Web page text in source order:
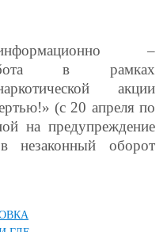
–
в рамках
акции
(с 20 апреля по
на предупреждение
незаконный оборот